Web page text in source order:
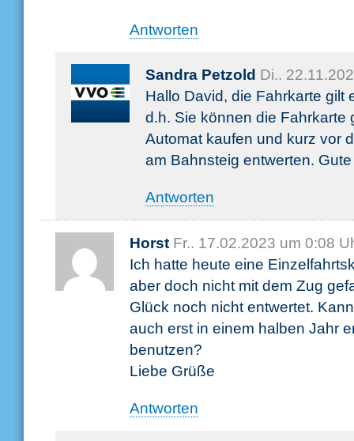
Antworten
Sandra Petzold Di..
Hallo David, die Fahrkarte gilt
d.h. Sie können die Fahrkarte
Automat kaufen und kurz vor
am Bahnsteig entwerten.
Antworten
Horst Fr.. 17.02.2023 um 0:08
Ich hatte heute eine
aber doch nicht mit dem Zug
Glück noch nicht entwertet.
auch erst in einem halben Jahr
benutzen?
Liebe Grüße
Antworten